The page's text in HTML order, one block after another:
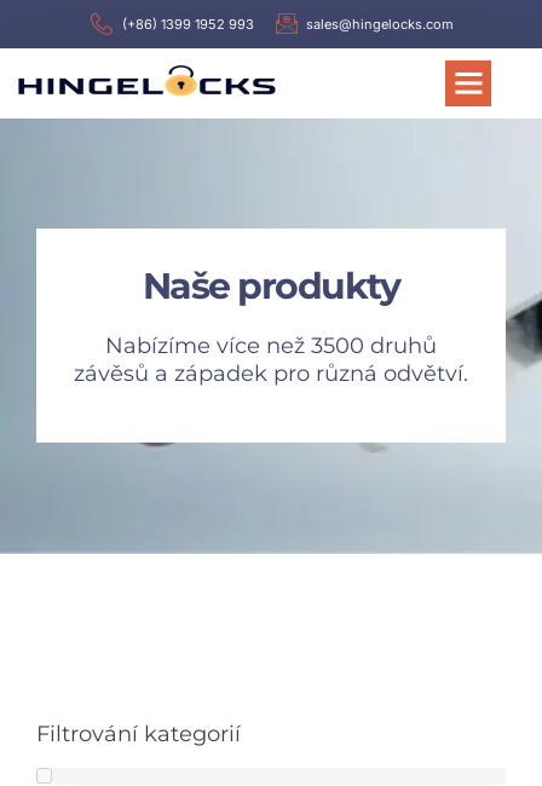
(+86) 1399 1952 993 sales@hingelocks.com
Naše produkty
Nabízíme více než 3500 druhů
závěsů a západek pro různá odvětví.
Filtrování kategorií